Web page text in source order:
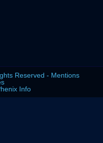
Reserved - Mentions
Info